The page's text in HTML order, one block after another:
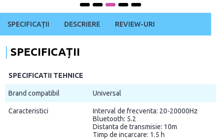
SPECIFICAȚII DESCRIERE REVIEW-URI
SPECIFICAȚII
SPECIFICATII TEHNICE
Brand compatibil Universal
Caracteristici
Interval de frecventa: 20-20000Hz
Bluetooth: 5.2
Distanta de transmisie: 10m
Timp de incarcare: 1.5 h